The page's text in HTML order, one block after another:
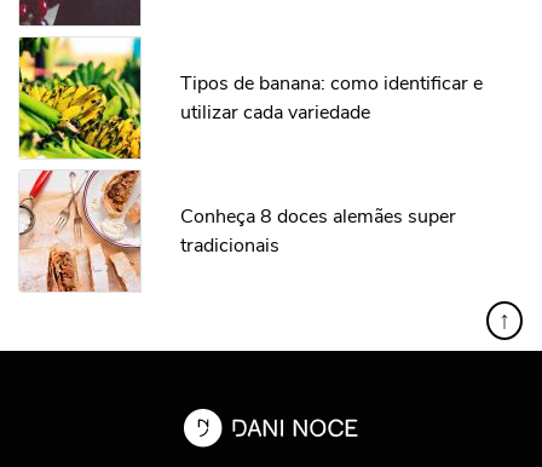
Tipos de banana: como identificar e
utilizar cada variedade
Conheça 8 doces alemães super
tradicionais
↑